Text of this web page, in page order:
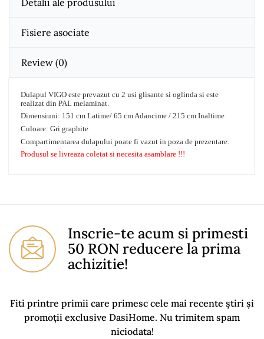
Fisiere asociate
Review (0)
Dulapul VIGO este prevazut cu 2 usi glisante si oglinda si este
realizat din PAL melaminat.
Dimensiuni: 151 cm Latime/ 65 cm Adancime / 215 cm Inaltime
Culoare: Gri graphite
Compartimentarea dulapului poate fi vazut in poza de prezentare.
Produsul se livreaza coletat si necesita asamblare !!!
You Must Login To Review
Inscrie-te acum si primesti
50 RON reducere la prima
achizitie!
Fiti printre primii care primesc cele mai recente știri și
promoții exclusive DasiHome. Nu trimitem spam
niciodata!